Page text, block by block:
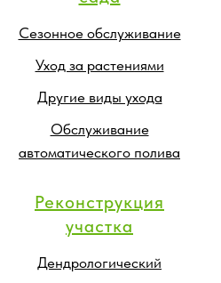
Сезонное обслуживание
Уход за растениями
Другие виды ухода
Обслуживание
автоматического полива
Реконструкция
участка
Дендрологический